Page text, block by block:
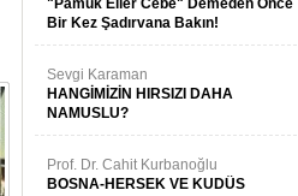
"Pamuk Eller Cebe" Demeden Önce
Bir Kez Şadırvana Bakın!
Sevgi Karaman
HANGİMİZİN HIRSIZI DAHA
NAMUSLU?
Prof. Dr. Cahit Kurbanoğlu
BOSNA-HERSEK VE KUDÜS